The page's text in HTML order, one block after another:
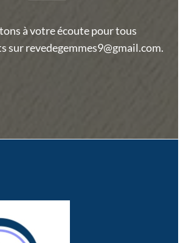
à votre écoute pour tous
sur revedegemmes9@gmail.com.